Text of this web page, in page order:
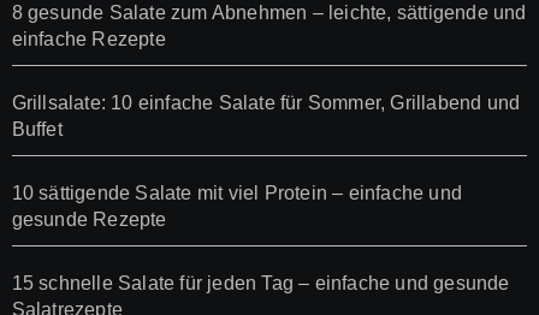
8 gesunde Salate zum Abnehmen – leichte, sättigende und
einfache Rezepte
Grillsalate: 10 einfache Salate für Sommer, Grillabend und
Buffet
10 sättigende Salate mit viel Protein – einfache und
gesunde Rezepte
15 schnelle Salate für jeden Tag – einfache und gesunde
Salatrezepte